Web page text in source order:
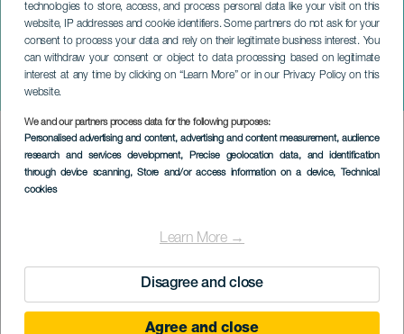
technologies to store, access, and process personal data like your visit on this
website, IP addresses and cookie identifiers. Some partners do not ask for your
consent to process your data and rely on their legitimate business interest. You
can withdraw your consent or object to data processing based on legitimate
interest at any time by clicking on “Learn More” or in our Privacy Policy on this
website.
We and our partners process data for the following purposes:
Personalised advertising and content, advertising and content measurement, audience
research and services development, Precise geolocation data, and identification
through device scanning, Store and/or access information on a device, Technical
cookies
Learn More →
Disagree and close
Agree and close
Isleta Bike
GRAN CANARIA
Imagen
Listado